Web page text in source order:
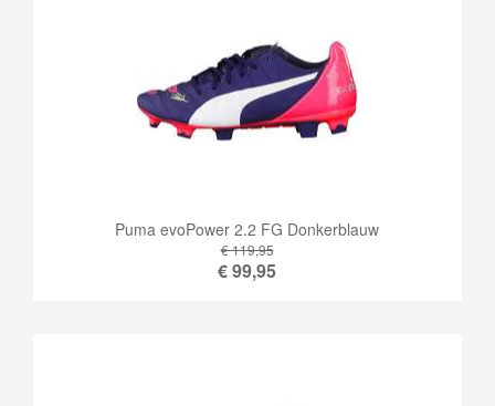
Puma evoPower 2.2 FG Donkerblauw
€ 119,95
€99,95